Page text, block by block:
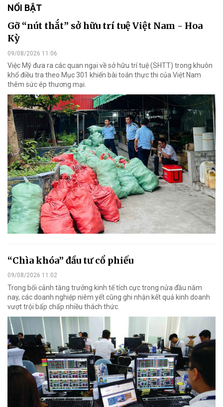
NỔI BẬT
Gỡ “nút thắt” sở hữu trí tuệ Việt Nam - Hoa
Kỳ
09/08/2026 11:06
Việc Mỹ đưa ra các quan ngại về sở hữu trí tuệ (SHTT) trong khuôn
khổ điều tra theo Mục 301 khiến bài toán thực thi của Việt Nam
thêm sức ép thương mại.
“Chìa khóa” đầu tư cổ phiếu
09/08/2026 11:02
Trong bối cảnh tăng trưởng kinh tế tích cực trong nửa đầu năm
nay, các doanh nghiệp niêm yết cũng ghi nhận kết quả kinh doanh
vượt trội bấp chấp nhiều thách thức.